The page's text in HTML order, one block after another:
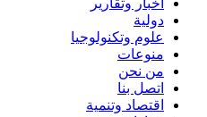
أخبار وتقارير
دولية
علوم وتكنولوجيا
منوعات
من نحن
اتصل بنا
اقتصاد وتنمية